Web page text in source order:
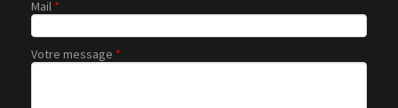
Mail *
Votre message *